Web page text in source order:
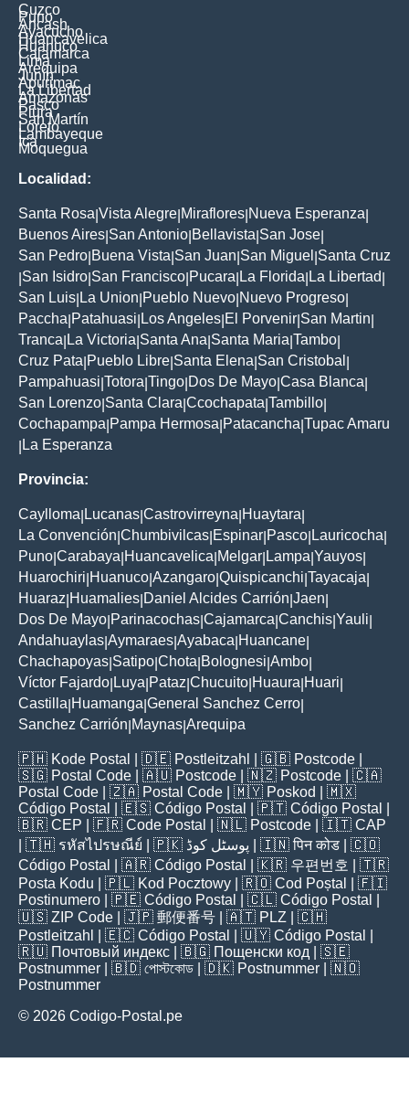
Cuzco
Puno
Ancash
Ayacucho
Huancavelica
Huanuco
Cajamarca
Lima
Arequipa
Junín
Apurimac
La Libertad
Amazonas
Pasco
Piura
San Martín
Loreto
Lambayeque
Ica
Moquegua
Localidad:
Santa Rosa Vista Alegre Miraflores Nueva Esperanza
Buenos Aires San Antonio Bellavista San Jose
San Pedro Buena Vista San Juan San Miguel Santa Cruz
San Isidro San Francisco Pucara La Florida La Libertad
San Luis La Union Pueblo Nuevo Nuevo Progreso
Paccha Patahuasi Los Angeles El Porvenir San Martin
Tranca La Victoria Santa Ana Santa Maria Tambo
Cruz Pata Pueblo Libre Santa Elena San Cristobal
Pampahuasi Totora Tingo Dos De Mayo Casa Blanca
San Lorenzo Santa Clara Ccochapata Tambillo
Cochapampa Pampa Hermosa Patacancha Tupac Amaru
La Esperanza
Provincia:
Caylloma Lucanas Castrovirreyna Huaytara
La Convención Chumbivilcas Espinar Pasco Lauricocha
Puno Carabaya Huancavelica Melgar Lampa Yauyos
Huarochiri Huanuco Azangaro Quispicanchi Tayacaja
Huaraz Huamalies Daniel Alcides Carrión Jaen
Dos De Mayo Parinacochas Cajamarca Canchis Yauli
Andahuaylas Aymaraes Ayabaca Huancane
Chachapoyas Satipo Chota Bolognesi Ambo
Víctor Fajardo Luya Pataz Chucuito Huaura Huari
Castilla Huamanga General Sanchez Cerro
Sanchez Carrión Maynas Arequipa
🇵🇭 Kode Postal | 🇩🇪 Postleitzahl | 🇬🇧 Postcode
🇸🇬 Postal Code | 🇦🇺 Postcode | 🇳🇿 Postcode | 🇨🇦
Postal Code | 🇿🇦 Postal Code | 🇲🇾 Poskod
| 🇲🇽
Código Postal
| 🇪🇸 Código Postal | 🇵🇹 Código Postal
🇧🇷 CEP | 🇫🇷 Code Postal | 🇳🇱 Postcode | 🇮🇹 CAP
| 🇹🇭 รหัสไปรษณีย์ | 🇵🇰 پوسٹل کوڈ | 🇮🇳पिन कोड | 🇨🇴
Código Postal
| 🇦🇷 Código Postal | 🇰🇷 우편번호
| 🇹🇷
Posta Kodu | 🇵🇱 Kod Pocztowy | 🇷🇴 Cod Poștal
| 🇫🇮
Postinumero | 🇵🇪 Código Postal | 🇨🇱 Código Postal
🇺🇸 ZIP Code | 🇯🇵 郵便番号 | 🇦🇹 PLZ | 🇨🇭
Postleitzahl
| 🇪🇨 Código Postal | 🇺🇾 Código Postal
🇷🇺 Почтовый индекс | 🇧🇬 Пощенски код | 🇸🇪
Postnummer | 🇧🇩 পোস্টকোড | 🇩🇰 Postnummer | 🇳🇴
Postnummer
© 2026 Codigo-Postal.pe